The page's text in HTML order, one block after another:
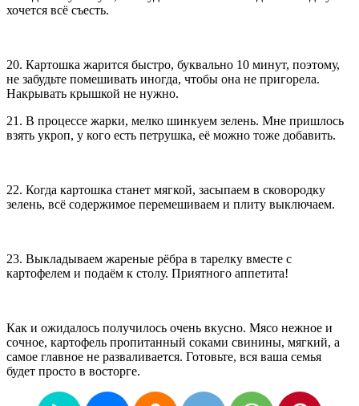
хочется всё съесть.
20. Картошка жарится быстро, буквально 10 минут, поэтому,
не забудьте помешивать иногда, чтобы она не пригорела.
Накрывать крышкой не нужно.
21. В процессе жарки, мелко шинкуем зелень. Мне пришлось
взять укроп, у кого есть петрушка, её можно тоже добавить.
22. Когда картошка станет мягкой, засыпаем в сковородку
зелень, всё содержимое перемешиваем и плиту выключаем.
23. Выкладываем жареные рёбра в тарелку вместе с
картофелем и подаём к столу. Приятного аппетита!
Как и ожидалось получилось очень вкусно. Мясо нежное и
сочное, картофель пропитанный соками свинины, мягкий, а
самое главное не разваливается. Готовьте, вся ваша семья
будет просто в восторге.